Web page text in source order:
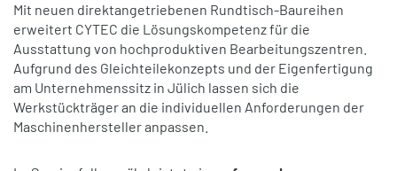
Mit neuen direktangetriebenen Rundtisch-Baureihen
erweitert CYTEC die Lösungskompetenz für die
Ausstattung von hochproduktiven Bearbeitungszentren.
Aufgrund des Gleichteilekonzepts und der Eigenfertigung
am Unternehmenssitz in Jülich lassen sich die
Werkstückträger an die individuellen Anforderungen der
Maschinenhersteller anpassen.